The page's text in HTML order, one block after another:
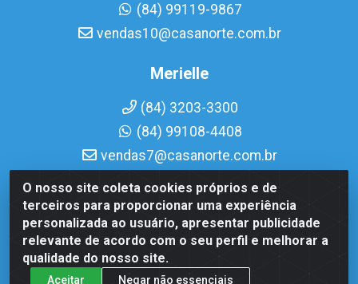
O nosso site coleta cookies próprios e de
terceiros para proporcionar uma experiência
personalizada ao usuário, apresentar publicidade
relevante de acordo com o seu perfil e melhorar a
qualidade do nosso site.
Aceitar Negar não essenciais
(84) 99119-9867
vendas10@casanorte.com.br
Merielle
(84) 3203-3300
(84) 99108-4408
vendas7@casanorte.com.br
Casa Norte LTDA - Av. Interventor Mário Câmara, 1815 -
Dix-Sept Rosado, Natal/RN - CEP 59054-600 - CNPJ
08.713.513/0001-51